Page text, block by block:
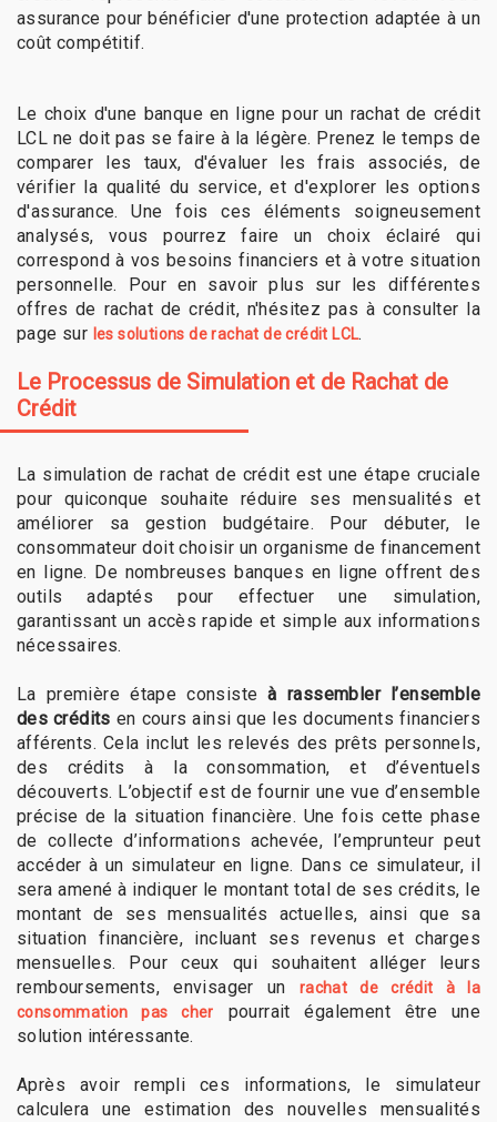
assurance pour bénéficier d'une protection adaptée à un
coût compétitif.
Le choix d'une banque en ligne pour un rachat de crédit
LCL ne doit pas se faire à la légère. Prenez le temps de
comparer les taux, d'évaluer les frais associés, de
vérifier la qualité du service, et d'explorer les options
d'assurance. Une fois ces éléments soigneusement
analysés, vous pourrez faire un choix éclairé qui
correspond à vos besoins financiers et à votre situation
personnelle. Pour en savoir plus sur les différentes
offres de rachat de crédit, n'hésitez pas à consulter la
page sur les solutions de rachat de crédit LCL.
Le Processus de Simulation et de Rachat de
Crédit
La simulation de rachat de crédit est une étape cruciale
pour quiconque souhaite réduire ses mensualités et
améliorer sa gestion budgétaire. Pour débuter, le
consommateur doit choisir un organisme de financement
en ligne. De nombreuses banques en ligne offrent des
outils adaptés pour effectuer une simulation,
garantissant un accès rapide et simple aux informations
nécessaires.
La première étape consisteà rassembler l’ensemble
des crédits en cours ainsi que les documents financiers
afférents. Cela inclut les relevés des prêts personnels,
des crédits à la consommation, et d’éventuels
découverts. L’objectif est de fournir une vue d’ensemble
précise de la situation financière. Une fois cette phase
de collecte d’informations achevée, l’emprunteur peut
accéder à un simulateur en ligne. Dans ce simulateur, il
sera amené à indiquer le montant total de ses crédits, le
montant de ses mensualités actuelles, ainsi que sa
situation financière, incluant ses revenus et charges
mensuelles. Pour ceux qui souhaitent alléger leurs
remboursements, envisager un
rachat de crédit à la
consommation pas cher
pourrait également être une
solution intéressante.
Après avoir rempli ces informations, le simulateur
calculera une estimation des nouvelles mensualités